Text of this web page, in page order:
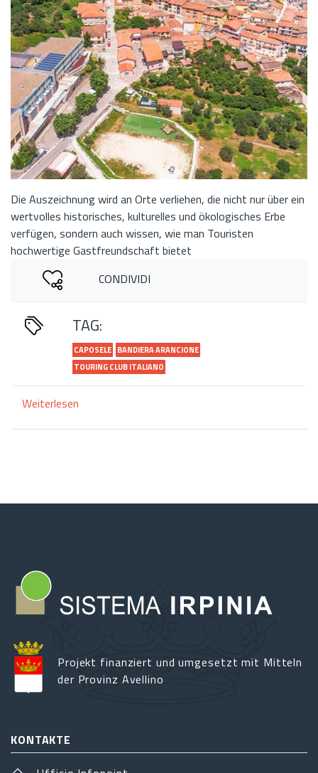
Die Auszeichnung wird an Orte verliehen, die nicht nur über ein
wertvolles historisches, kulturelles und ökologisches Erbe
verfügen, sondern auch wissen, wie man Touristen
hochwertige Gastfreundschaft bietet
CONDIVIDI
TAG:
CAPOSELE BANDIERA ARANCIONE
TOURING CLUB ITALIANO
Weiterlesen
des
Projekt finanziert und umgesetzt mit Mitteln
der Provinz Avellino
KONTAKTE